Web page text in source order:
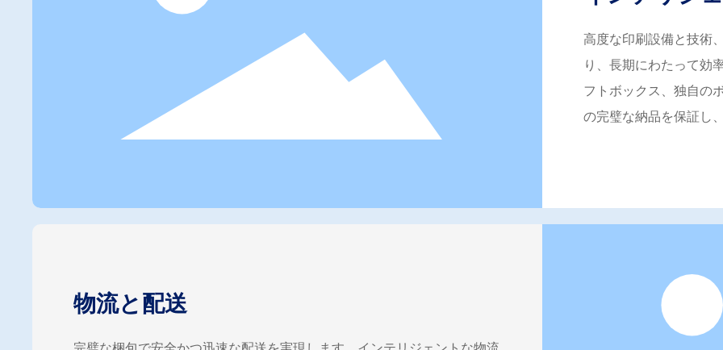
高度な印刷設備と技術
り、長期にわたって効
フトボックス、独自の
の完璧な納品を保証し
物流と配送